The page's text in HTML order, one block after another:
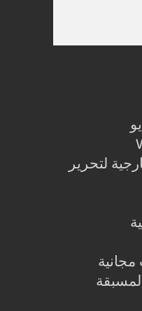
لتحرير
إعدادات Lightroom المسبقة